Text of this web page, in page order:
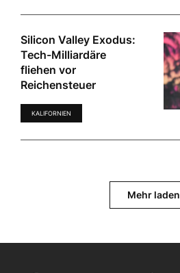
Silicon Valley Exodus:
Tech-Milliardäre
fliehen vor
Reichensteuer
KALIFORNIEN
Mehr laden